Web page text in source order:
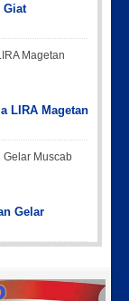
Giat
LIRA Magetan
Gelar